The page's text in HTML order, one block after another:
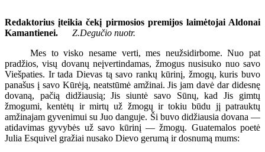
Redaktorius įteikia čekį pirmosios premijos laimėtojai Aldonai
Kamantienei.
Z.Degučio nuotr.
Mes to visko nesame verti, mes neužsidirbome. Nuo pat
pradžios, visų dovanų neįvertindamas, žmogus nusisuko nuo savo
Viešpaties. Ir tada Dievas tą savo rankų kūrinį, žmogų, kuris buvo
panašus į savo Kūrėją, neatstūmė amžinai. Jis jam davė dar didesnę
dovaną, pačią didžiausią; Jis siuntė savo Sūnų, kad Jis gimtų
žmogumi, kentėtų ir mirtų už žmogų ir tokiu būdu jį patrauktų
amžinajam gyvenimui su Juo danguje. Ši buvo didžiausia dovana —
atidavimas gyvybės už savo kūrinį — žmogų. Guatemalos poetė
Julia Esquivel gražiai nusako Dievo gerumą ir dosnumą mums: